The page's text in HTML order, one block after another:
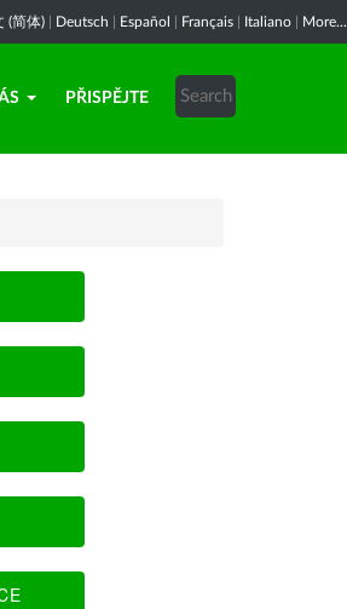
(简体) Deutsch Español Français Italiano More...
PŘISPĚJTE